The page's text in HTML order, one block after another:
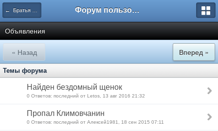
← Братья наши меньшие Форум пользователей ООО "Климовская сеть"
Объявления
« Назад Вперед »
Темы форума
Найден бездомный щенок
0 Ответов: последний от Letos, 13 авг 2016 21:32
Пропал Климовчанин
0 Ответов: последний от Алексей1981, 18 сен 2015 07:11